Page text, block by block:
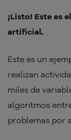
¡Listo! Este es
artificial.
Este es un
realizan
miles de
algoritmos
problemas por